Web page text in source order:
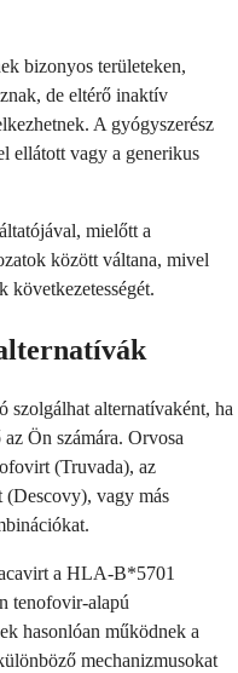
bizonyos területeken,
de eltérő inaktív
A gyógyszerész
ellátott vagy a generikus
mielőtt a
között váltana, mivel
következetességét.
szolgálhat alternatívaként, ha
Ön számára. Orvosa
(Truvada), az
(Descovy), vagy más
a HLA-B*5701
tenofovir-alapú
hasonlóan működnek a
mechanizmusokat